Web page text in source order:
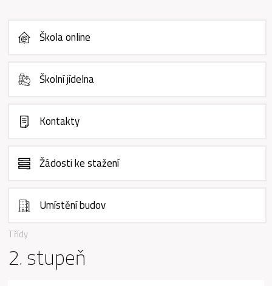
Třídy
2. stupeň
Škola online
Školní jídelna
Kontakty
Žádosti ke stažení
Umístění budov